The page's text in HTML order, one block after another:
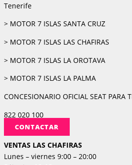
Tenerife
> MOTOR 7 ISLAS SANTA CRUZ
> MOTOR 7 ISLAS LAS CHAFIRAS
> MOTOR 7 ISLAS LA OROTAVA
> MOTOR 7 ISLAS LA PALMA
CONCESIONARIO OFICIAL SEAT PARA
822 020 100
CONTACTAR
VENTAS LAS CHAFIRAS
Lunes – viernes 9:00 – 20:00